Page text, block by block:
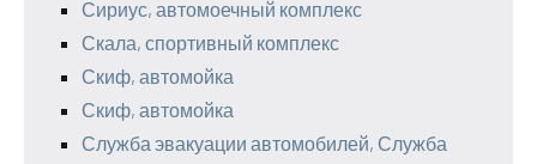
Сириус, автомоечный комплекс
Скала, спортивный комплекс
Скиф, автомойка
Скиф, автомойка
Служба эвакуации автомобилей, Служба